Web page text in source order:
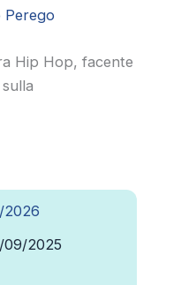
Perego
Hip Hop, facente
2026
09/2025